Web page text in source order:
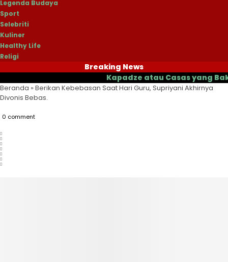
Legenda Budaya
Sport
Selebriti
Kuliner
Healthy Life
Religi
Breaking News
Kapadze atau Casas yang Bakal
Beranda »Berikan Kebebasan Saat Hari Guru, Supriyani Akhirnya
Divonis Bebas.
0 comment